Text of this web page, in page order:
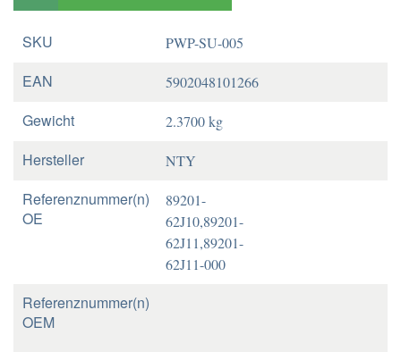
SKU PWP-SU-005
EAN 5902048101266
Gewicht 2.3700 kg
Hersteller NTY
Referenznummer(n)
OE
89201-
62J10,89201-
62J11,89201-
62J11-000
Referenznummer(n)
OEM